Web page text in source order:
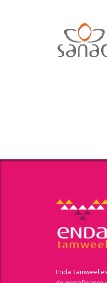
Enda Tamweel